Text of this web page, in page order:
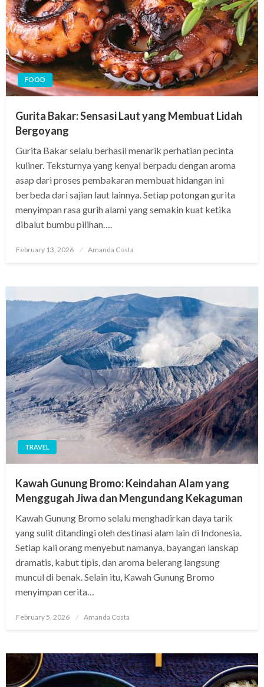
FOOD
Gurita Bakar: Sensasi Laut yang Membuat Lidah
Bergoyang
Gurita Bakar selalu berhasil menarik perhatian pecinta
kuliner. Teksturnya yang kenyal berpadu dengan aroma
asap dari proses pembakaran membuat hidangan ini
berbeda dari sajian laut lainnya. Setiap potongan gurita
menyimpan rasa gurih alami yang semakin kuat ketika
dibalut bumbu pilihan….
Posted
February 13, 2026 Amanda Costa
TRAVEL
Kawah Gunung Bromo: Keindahan Alam yang
Menggugah Jiwa dan Mengundang Kekaguman
Kawah Gunung Bromo selalu menghadirkan daya tarik
yang sulit ditandingi oleh destinasi alam lain di Indonesia.
Setiap kali orang menyebut namanya, bayangan lanskap
dramatis, kabut tipis, dan aroma belerang langsung
muncul di benak. Selain itu, Kawah Gunung Bromo
menyimpan cerita…
Posted
February 5, 2026 Amanda Costa